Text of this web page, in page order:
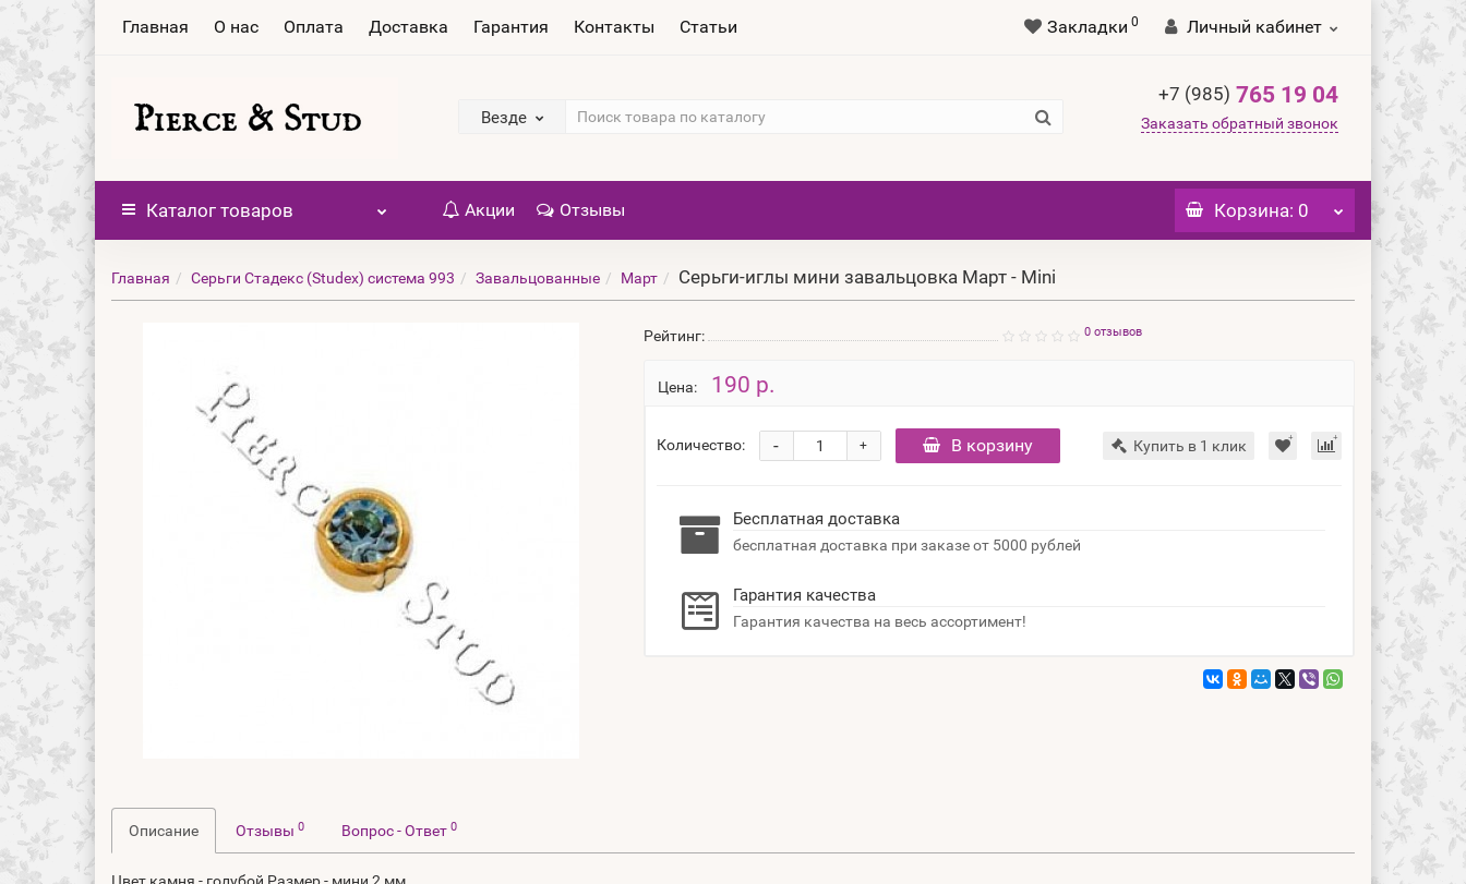
Главная О нас Оплата Доставка Гарантия Контакты Статьи Закладки 0 Личный кабинет
Везде
+7 (985) 765 19 04
Заказать обратный звонок
Каталог товаров Акции Отзывы Корзина: 0
Главная Серьги Стадекс (Studex) система 993 Завальцованные Март Серьги-иглы мини завальцовка Март - Mini
Рейтинг: 0 отзывов
Цена: 190 р.
Количество: +
- В корзину Купить в 1 клик
Бесплатная доставка
бесплатная доставка при заказе от 5000 рублей
Гарантия качества
Гарантия качества на весь ассортимент!
Описание Отзывы 0 Вопрос - Ответ 0